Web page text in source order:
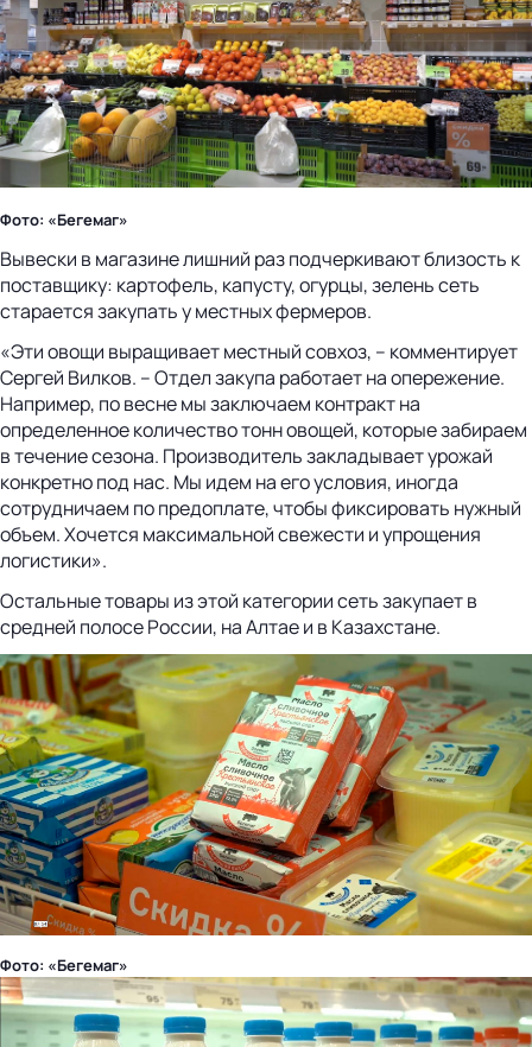
Фото: «Бегемаг»
Вывески в магазине лишний раз подчеркивают близость к
поставщику: картофель, капусту, огурцы, зелень сеть
старается закупать у местных фермеров.
«Эти овощи выращивает местный совхоз, – комментирует
Сергей Вилков. – Отдел закупа работает на опережение.
Например, по весне мы заключаем контракт на
определенное количество тонн овощей, которые забираем
в течение сезона. Производитель закладывает урожай
конкретно под нас. Мы идем на его условия, иногда
сотрудничаем по предоплате, чтобы фиксировать нужный
объем. Хочется максимальной свежести и упрощения
логистики».
Остальные товары из этой категории сеть закупает в
средней полосе России, на Алтае и в Казахстане.
Фото: «Бегемаг»